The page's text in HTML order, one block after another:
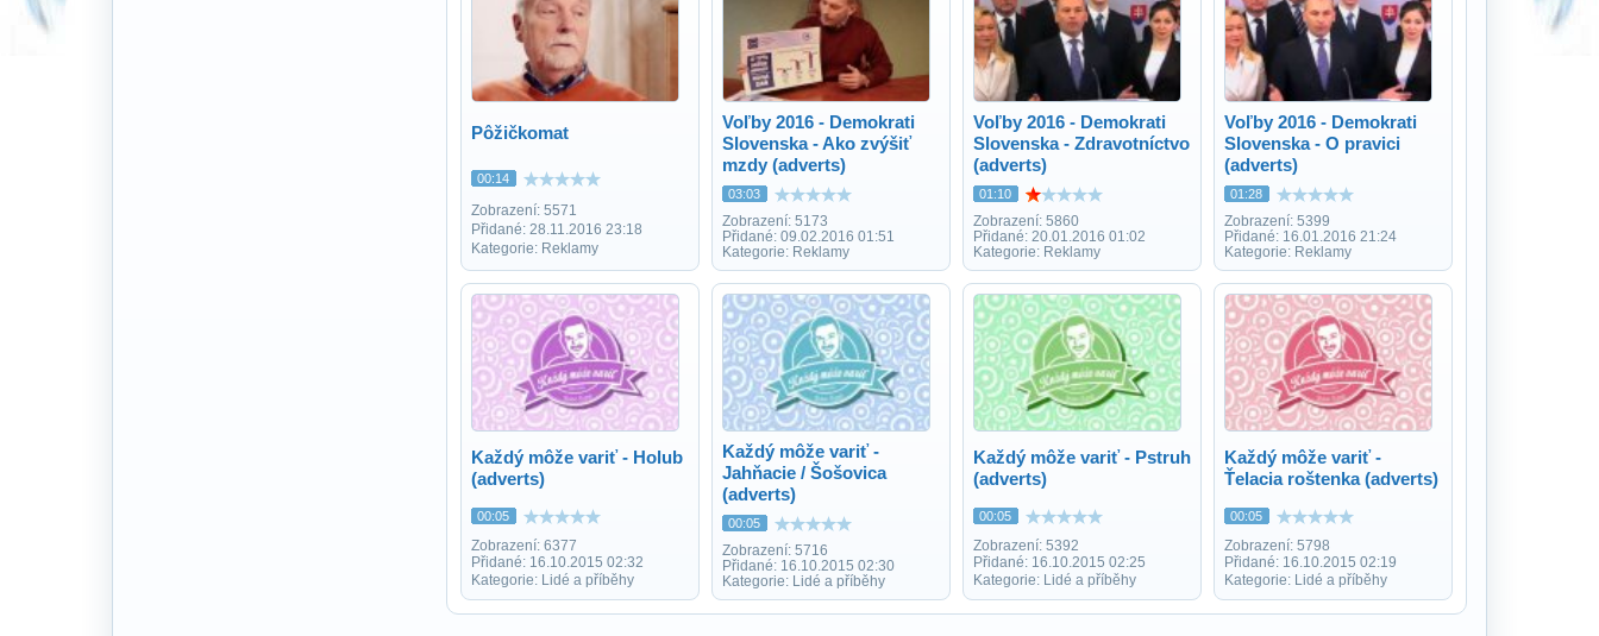
Pôžičkomat
00:14
Zobrazení: 5571
Přidané: 28.11.2016 23:18
Kategorie: Reklamy
Voľby 2016 - Demokrati
Slovenska - Ako zvýšiť
mzdy (adverts)
03:03
Zobrazení: 5173
Přidané: 09.02.2016 01:51
Kategorie: Reklamy
Voľby 2016 - Demokrati
Slovenska - Zdravotníctvo
(adverts)
01:10
Zobrazení: 5860
Přidané: 20.01.2016 01:02
Kategorie: Reklamy
Voľby 2016 - Demokrati
Slovenska - O pravici
(adverts)
01:28
Zobrazení: 5399
Přidané: 16.01.2016 21:24
Kategorie: Reklamy
Každý môže variť - Holub
(adverts)
00:05
Zobrazení: 6377
Přidané: 16.10.2015 02:32
Kategorie: Lidé a příběhy
Každý môže variť -
Jahňacie / Šošovica
(adverts)
00:05
Zobrazení: 5716
Přidané: 16.10.2015 02:30
Kategorie: Lidé a příběhy
Každý môže variť - Pstruh
(adverts)
00:05
Zobrazení: 5392
Přidané: 16.10.2015 02:25
Kategorie: Lidé a příběhy
Každý môže variť -
Ťelacia roštenka (adverts)
00:05
Zobrazení: 5798
Přidané: 16.10.2015 02:19
Kategorie: Lidé a příběhy